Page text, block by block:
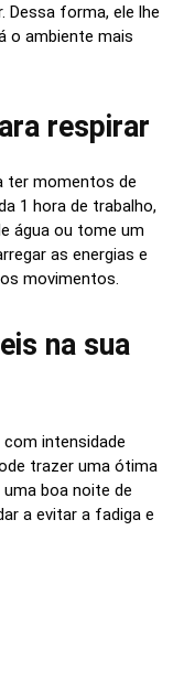
Dessa forma, ele lhe
o ambiente mais
respirar
ter momentos de
1 hora de trabalho,
água ou tome um
as energias e
movimentos.
na sua
intensidade
trazer uma ótima
boa noite de
a evitar a fadiga e